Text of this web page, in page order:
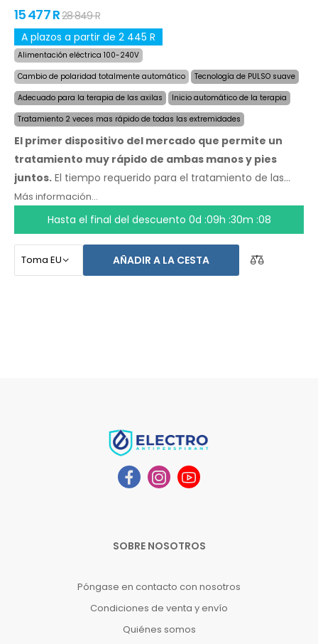
15 477 R28 849 R
A plazos a partir de 2 445 R
Alimentación eléctrica 100-240V
Cambio de polaridad totalmente automático
Tecnología de PULSO suave
Adecuado para la terapia de las axilas
Inicio automático de la terapia
Tratamiento 2 veces mas rápido de todas las extremidades
El primer dispositivo del mercado que permite un
tratamiento muy rápido de ambas manos y pies
juntos. El tiempo requerido para el tratamiento de las
cuatro extremidades fue reducido a la mitad, a un
máximo de 24 minutos, y la duración y velocidad de los
efectos se mantienen. Con el sistema automático no
Más información...
Hasta el final del descuento 0d :09h :30m :07
AÑADIR A LA CESTA
SOBRE NOSOTROS
Póngase en contacto con nosotros
Condiciones de venta y envío
Quiénes somos